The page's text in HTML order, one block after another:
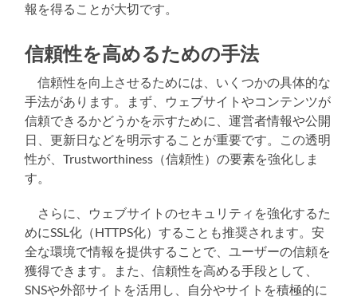
報を得ることが大切です。
信頼性を高めるための手法
信頼性を向上させるためには、いくつかの具体的な
手法があります。まず、ウェブサイトやコンテンツが
信頼できるかどうかを示すために、運営者情報や公開
日、更新日などを明示することが重要です。この透明
性が、Trustworthiness（信頼性）の要素を強化しま
す。
さらに、ウェブサイトのセキュリティを強化するた
めにSSL化（HTTPS化）することも推奨されます。安
全な環境で情報を提供することで、ユーザーの信頼を
獲得できます。また、信頼性を高める手段として、
SNSや外部サイトを活用し、自分やサイトを積極的に